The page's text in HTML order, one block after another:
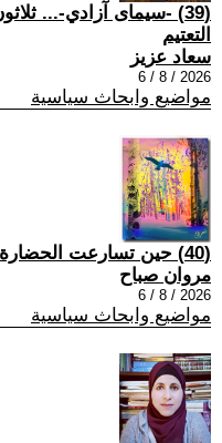
(39) -سيمای آزادي-...
التعتيم
سعاد عزيز
2026 / 8 / 6
مواضيع وابحاث سياسية
(40) حين تسارعت الحضارة وتأخر الإنسان✋…
مروان صباح
2026 / 8 / 6
مواضيع وابحاث سياسية